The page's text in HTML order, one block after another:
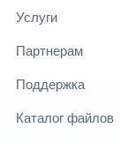
Услуги
Партнерам
Поддержка
Каталог файлов